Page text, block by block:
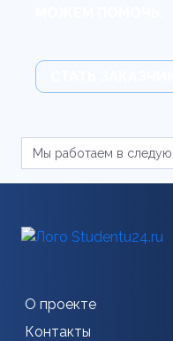
О проекте
Контакты